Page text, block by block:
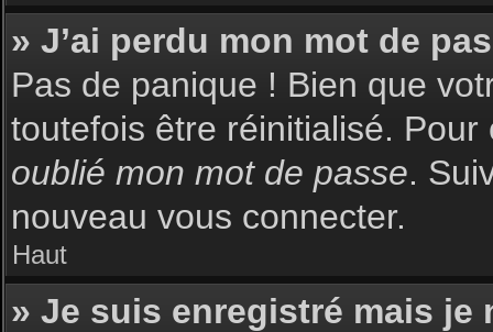
» J’ai perdu mon mot de
Pas de panique ! Bien que
toutefois être réinitialisé.
oublié mon mot de passe.
nouveau vous connecter.
Haut
» Je suis enregistré mais je